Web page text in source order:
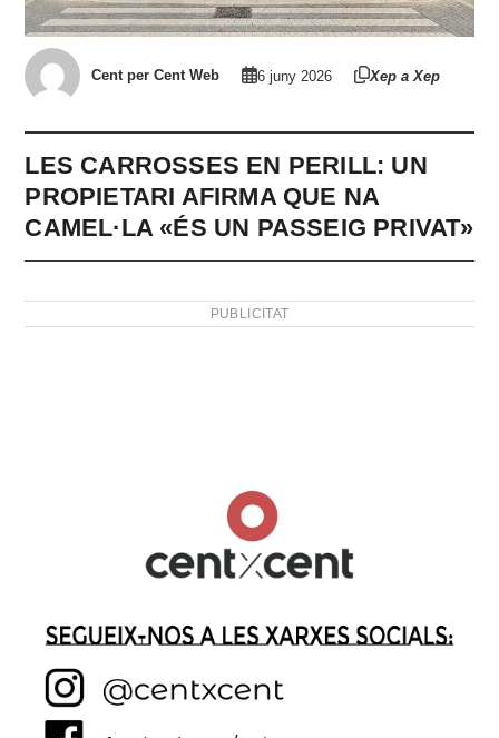
Cent per Cent Web 6 juny 2026 Xep a Xep
LES CARROSSES EN PERILL: UN
PROPIETARI AFIRMA QUE NA
CAMEL·LA «ÉS UN PASSEIG PRIVAT»
PUBLICITAT